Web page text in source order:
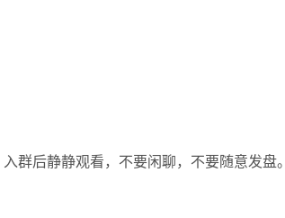
群后静静观看，不要闲聊，不要随意发盘。